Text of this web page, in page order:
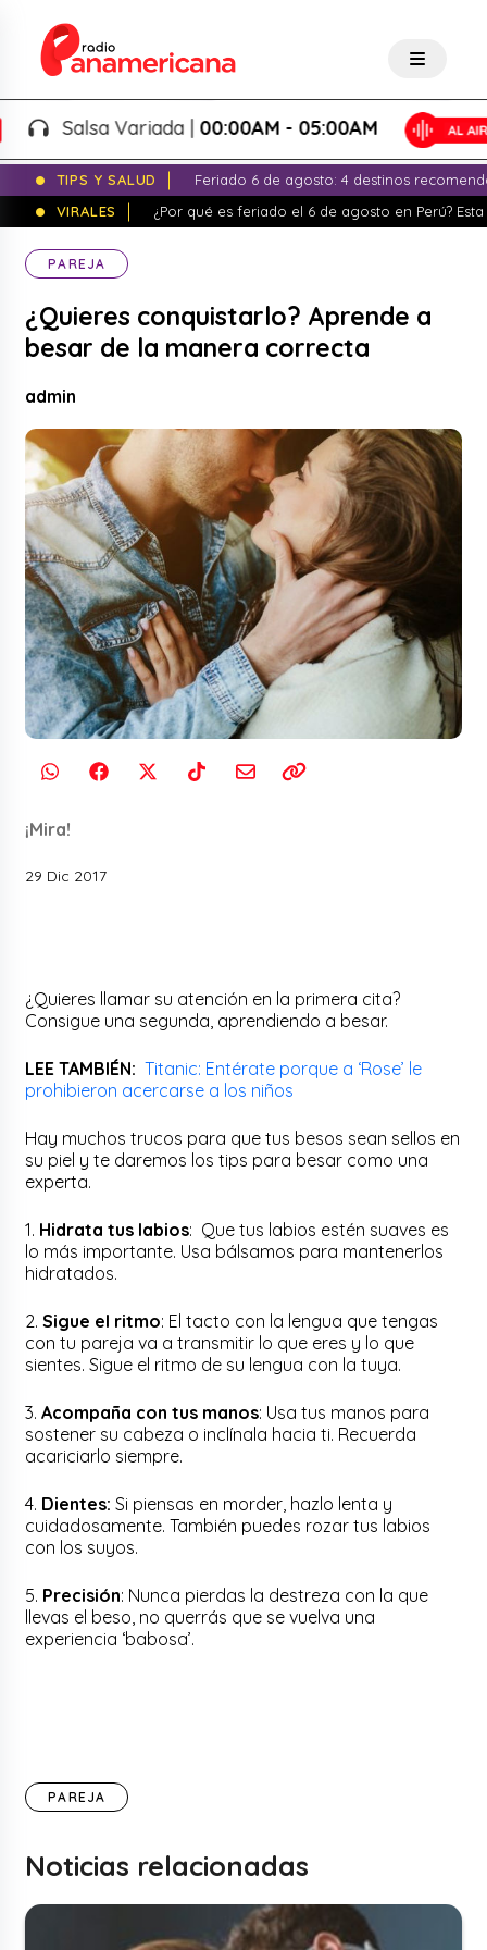
Salsa Variada |00:00AM - 05:00AM
TIPS Y SALUD
Feriado 6 de agosto: 4 destinos
VIRALES
¿Por qué es feriado el 6 de agosto en Perú?
PAREJA
¿Quieres conquistarlo? Aprende a
besar de la manera correcta
admin
¡Mira!
29 Dic 2017
¿Quieres llamar su atención en la primera cita?
Consigue una segunda, aprendiendo a besar.
LEE TAMBIÉN: Titanic: Entérate porque a ‘Rose’ le
prohibieron acercarse a los niños
Hay muchos trucos para que tus besos sean sellos en
su piel y te daremos los tips para besar como una
experta.
1. Hidrata tus labios: Que tus labios estén suaves es
lo más importante. Usa bálsamos para mantenerlos
hidratados.
2.Sigue el ritmo: El tacto con la lengua que tengas
con tu pareja va a transmitir lo que eres y lo que
sientes. Sigue el ritmo de su lengua con la tuya.
3.Acompaña con tus manos: Usa tus manos para
sostener su cabeza o inclínala hacia ti. Recuerda
acariciarlo siempre.
4. Dientes: Si piensas en morder, hazlo lenta y
cuidadosamente. También puedes rozar tus labios
con los suyos.
5. Precisión: Nunca pierdas la destreza con la que
llevas el beso, no querrás que se vuelva una
experiencia ‘babosa’.
PAREJA
Noticias relacionadas